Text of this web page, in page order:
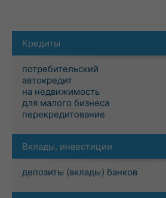
Кредиты
потребительский
автокредит
на недвижимость
для малого бизнеса
перекредитование
Вклады, инвестиции
депозиты (вклады) банков